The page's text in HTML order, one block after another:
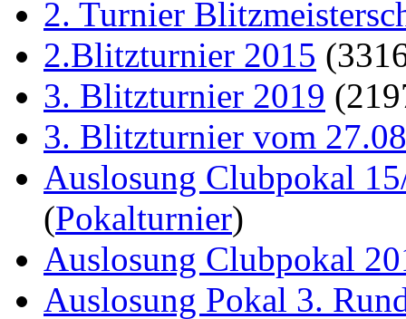
2. Turnier
2.Blitzturnier 2015
3. Blitzturnier 2019
3. Blitzturnier vom
Auslosung Clubpokal
(Pokalturnier)
Auslosung Clubpokal
Auslosung Pokal 3.